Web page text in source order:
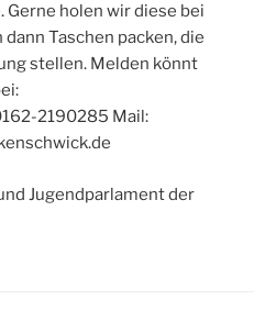
Gerne holen wir diese bei
Taschen packen, die
stellen. Melden könnt
2190285 Mail:
Jugendparlament der